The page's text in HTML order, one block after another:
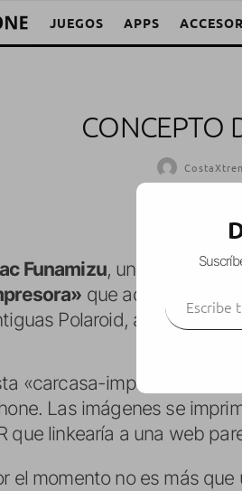
JUEGOS APPS
CONCEPTO
Funamizu, un diseñador
que además de
Polaroid, al menos
«carcasa-impresora»
Las imágenes se
que linkearía a una web
el momento no es más